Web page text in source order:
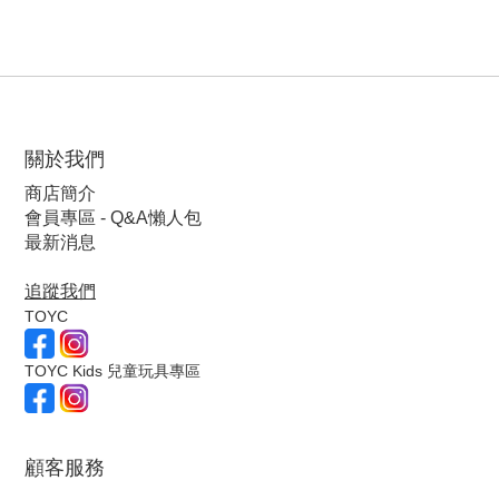
關於我們
商店簡介
會員專區 - Q&A懶人包
最新消息
追蹤我們
TOYC
TOYC Kids 兒童玩具專區
顧客服務